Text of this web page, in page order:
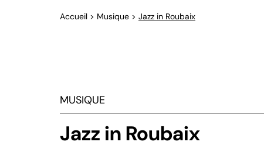
Accueil > Musique > Jazz in Roubaix
MUSIQUE
Jazz in Roubaix